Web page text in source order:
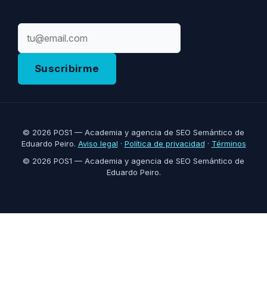
Suscribirme
© 2026 POS1 — Academia y agencia de SEO Semántico de
Eduardo Peiro. Aviso legal · Política de privacidad · Términos
© 2026 POS1 — Academia y agencia de SEO Semántico de
Eduardo Peiro.